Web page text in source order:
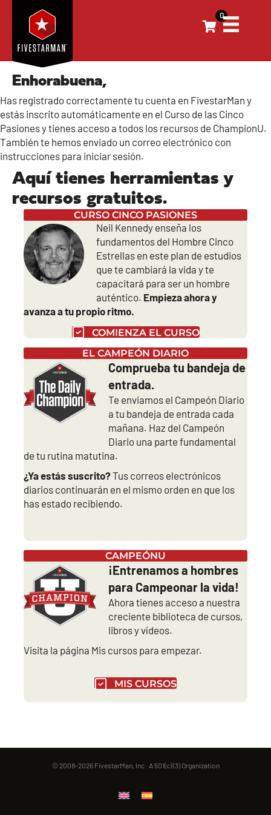
0
Enhorabuena,
Has registrado correctamente tu cuenta en FivestarMan y
estás inscrito automáticamente en el Curso de las Cinco
Pasiones y tienes acceso a todos los recursos de ChampionU.
También te hemos enviado un correo electrónico con
instrucciones para iniciar sesión.
Aquí tienes herramientas y
recursos gratuitos.
CURSO CINCO PASIONES
Neil Kennedy enseña los
fundamentos del Hombre Cinco
Estrellas en este plan de estudios
que te cambiará la vida y te
capacitará para ser un hombre
auténtico. Empieza ahora y
avanza a tu propio ritmo.
COMIENZA EL CURSO
EL CAMPEÓN DIARIO
Comprueba tu bandeja de
entrada.
Te enviamos el Campeón Diario
a tu bandeja de entrada cada
mañana. Haz del Campeón
Diario una parte fundamental
de tu rutina matutina.
¿Ya estás suscrito?Tus correos electrónicos
diarios continuarán en el mismo orden en que los
has estado recibiendo.
CAMPEÓNU
¡Entrenamos a hombres
para Campeonar la vida!
Ahora tienes acceso a nuestra
creciente biblioteca de cursos,
libros y vídeos.
Visita la página Mis cursos para empezar.
MIS CURSOS
© 2008-2026 FivestarMan, Inc · A 501(c) (3) Organization